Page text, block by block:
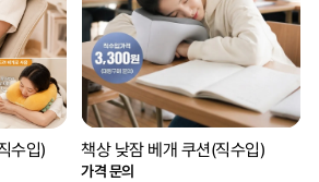
수입) 책상 낮잠 베개 쿠션(직수입)
가격 문의